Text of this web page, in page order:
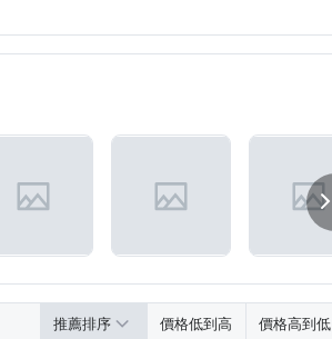
推薦排序 價格低到高 價格高到低